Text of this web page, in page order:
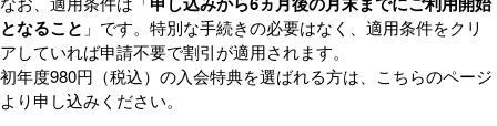
となること 」です。特別な手続きの必要はなく、適用条件をクリ
アしていれば申請不要で割引が適用されます。
初年度980円（税込）の入会特典を選ばれる方は、こちらのページ
より申し込みください。